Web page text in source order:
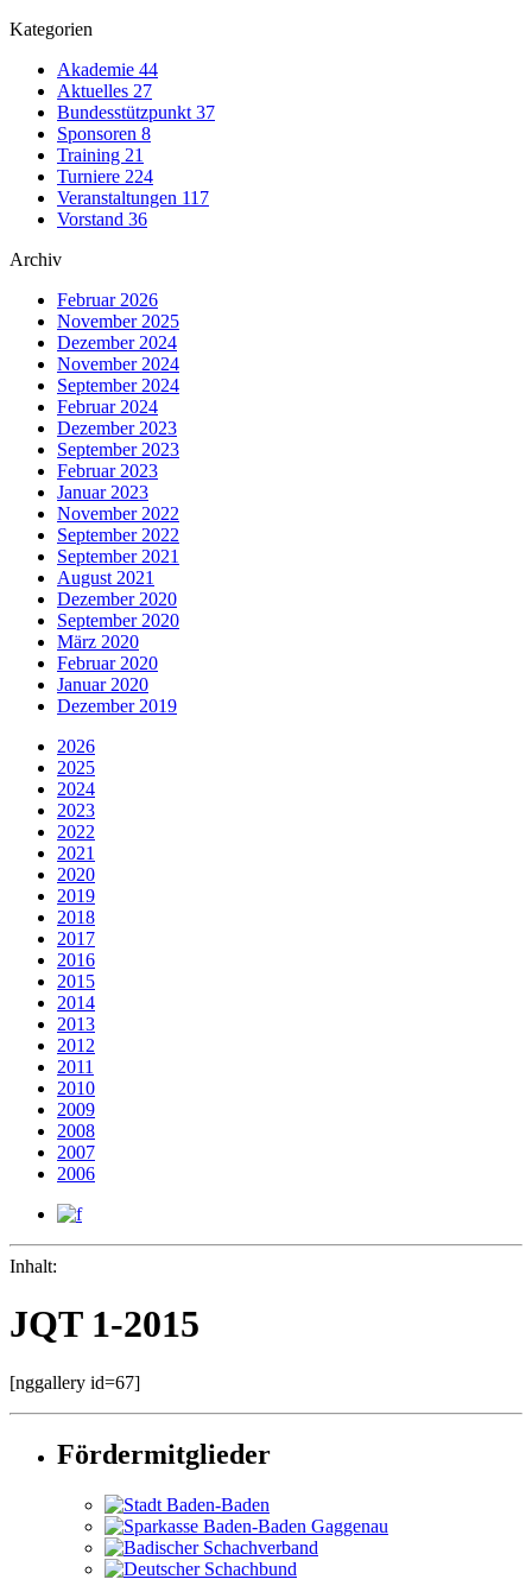
Kategorien
Akademie 44
Aktuelles 27
Bundesstützpunkt 37
Sponsoren 8
Training 21
Turniere 224
Veranstaltungen 117
Vorstand 36
Archiv
Februar 2026
November 2025
Dezember 2024
November 2024
September 2024
Februar 2024
Dezember 2023
September 2023
Februar 2023
Januar 2023
November 2022
September 2022
September 2021
August 2021
Dezember 2020
September 2020
März 2020
Februar 2020
Januar 2020
Dezember 2019
2026
2025
2024
2023
2022
2021
2020
2019
2018
2017
2016
2015
2014
2013
2012
2011
2010
2009
2008
2007
2006
Inhalt:
JQT 1-2015
[nggallery id=67]
Fördermitglieder